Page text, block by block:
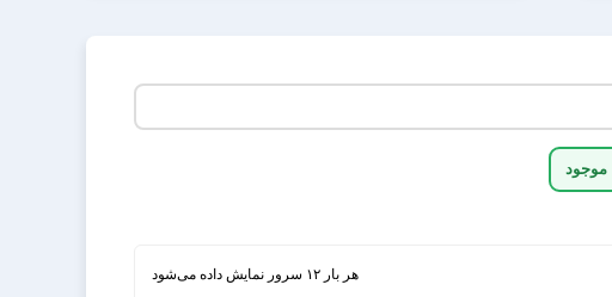
هر بار ۱۲ سرور نمایش داده می‌شود